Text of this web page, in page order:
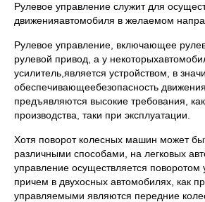
Рулевое управление служит для
движенияавтомобиля в желаемом
Рулевое управление, включающее
рулевой привод, а у
усилитель,является устройством, в
обеспечивающеебезопасность
предъявляются высокие требования,
производства, таки при эксплуатации.
Хотя поворот колесных машин может
различными способами, на легковых
управление осуществляется поворотом
причем в двухосных автомобилях, как
управляемыми являются передние